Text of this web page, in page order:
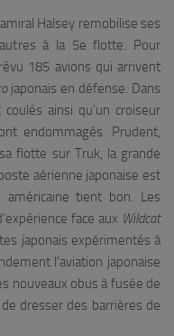
Halsey remobilise ses
à la 5e flotte. Pour
185 avions qui arrivent
japonais en défense. Dans
ainsi qu’un croiseur
endommagés. Prudent,
flotte sur Truk, la grande
aérienne japonaise est
tient bon. Les
face aux Wildcat
japonais expérimentés à
l’aviation japonaise
nouveaux obus à fusée de
dresser des barrières de